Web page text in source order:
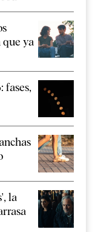
que ya
fases,
la